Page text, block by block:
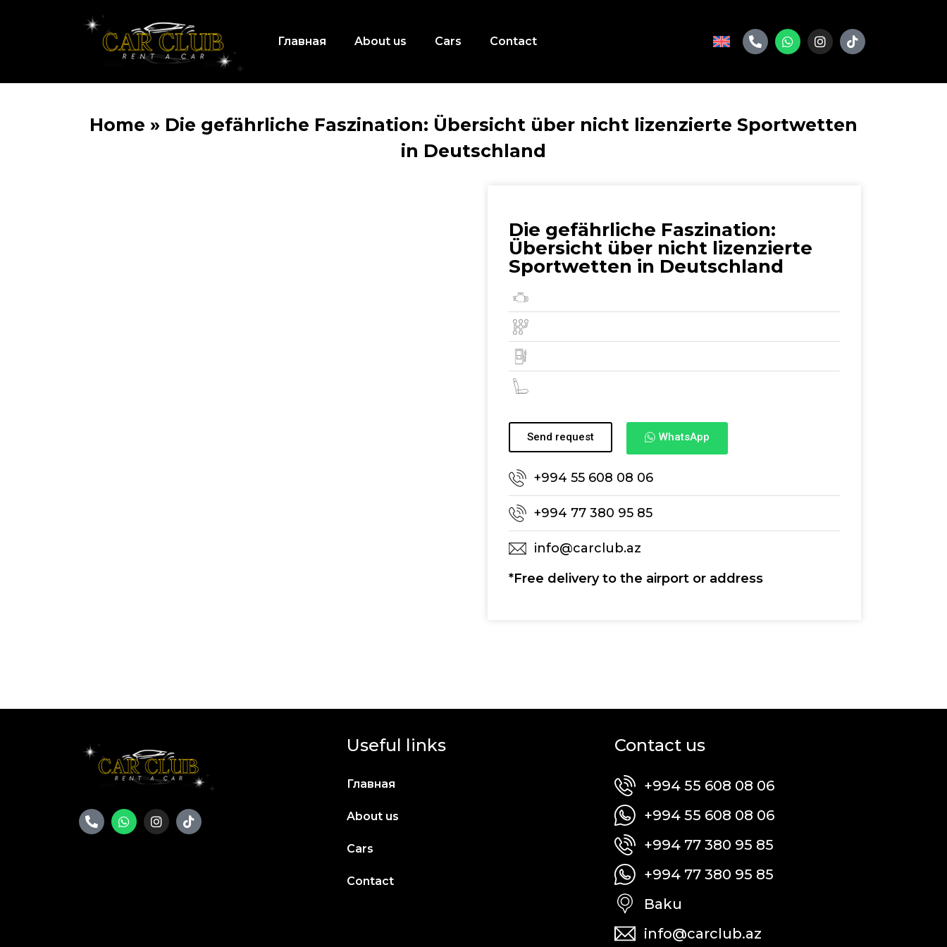
Главная About us Cars Contact
Home » Die gefährliche Faszination: Übersicht über nicht lizenzierte Sportwetten
in Deutschland
Die gefährliche Faszination:
Übersicht über nicht lizenzierte
Sportwetten in Deutschland
Send request WhatsApp
+994 55 608 08 06
+994 77 380 95 85
info@carclub.az
*Free delivery to the airport or address
Useful links
Главная
About us
Cars
Contact
Contact us
+994 55 608 08 06
+994 55 608 08 06
+994 77 380 95 85
+994 77 380 95 85
Baku
info@carclub.az